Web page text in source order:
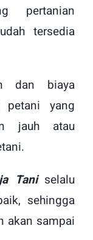
pertanian
tersedia
dan biaya
petani yang
jauh atau
Taniselalu
sehingga
akan sampai